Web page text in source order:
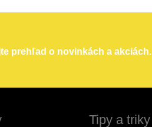
prehľad o novinkách a akciách.
Tipy a triky